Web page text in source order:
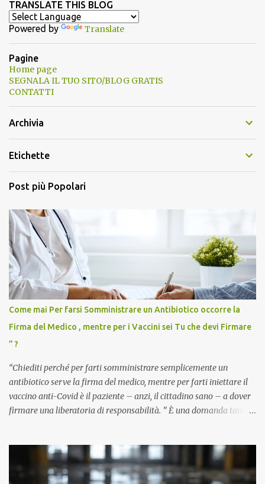
TRANSLATE THIS BLOG
Powered by Translate
Pagine
Home page
SEGNALA IL TUO SITO/BLOG GRATIS
CONTATTI
Archivia
Etichette
Post più Popolari
Come mai Per farsi Somministrare un Antibiotico occorre la
Firma del Medico , mentre per i Vaccini sei Tu che devi Firmare
” ?
“Chiediti perché per farti somministrare semplicemente un
antibiotico serve la firma del medico, mentre per farti iniettare il
vaccino anti-Covid è il paziente – anzi, il cittadino sano – a dover
firmare una liberatoria di responsabilità. ” È una domanda tanto
pandemia. Un interrogativo che dovrebbe scuotere chiunque abbia
ancora il coraggio di pensare con la propria testa. Per il vaccino
anti-Covid, un pro-farmaco, con autorizzazione condizionata,